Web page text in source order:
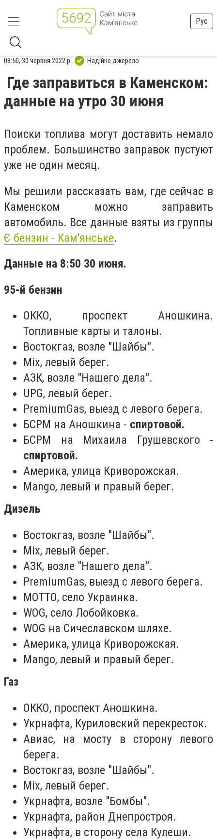
Рус
08:50, 30 червня 2022 р. Надійне джерело
Где заправиться в Каменском:
данные на утро 30 июня
Поиски топлива могут доставить немало
проблем. Большинство заправок пустуют
уже не один месяц.
Мы решили рассказать вам, где сейчас в
Каменском можно заправить
автомобиль. Все данные взяты из группы
Є бензин - Кам'янське.
Данные на 8:50 30 июня.
95-й бензин
ОККО, проспект Аношкина.
Топливные карты и талоны.
Востокгаз, возле "Шайбы".
Mix, левый берег.
АЗК, возле "Нашего дела".
UPG, левый берег.
PremiumGas, выезд с левого берега.
БСРМ на Аношкина - спиртовой.
БСРМ на Михаила Грушевского -
спиртовой.
Америка, улица Криворожская.
Mango, левый и правый берег.
Дизель
Востокгаз, возле "Шайбы".
Mix, левый берег.
АЗК, возле "Нашего дела".
PremiumGas, выезд с левого берега.
МОТТО, село Украинка.
WOG, село Лобойковка.
WOG на Сичеславском шляхе.
Америка, улица Криворожская.
Mango, левый и правый берег.
Газ
ОККО, проспект Аношкина.
Укрнафта, Куриловский перекресток.
Авиас, на мосту в сторону левого
берега.
Востокгаз, возле "Шайбы".
Mix, левый берег.
Укрнафта, возле "Бомбы".
Укрнафта, район Днепростроя.
Укрнафта, в сторону села Кулеши.